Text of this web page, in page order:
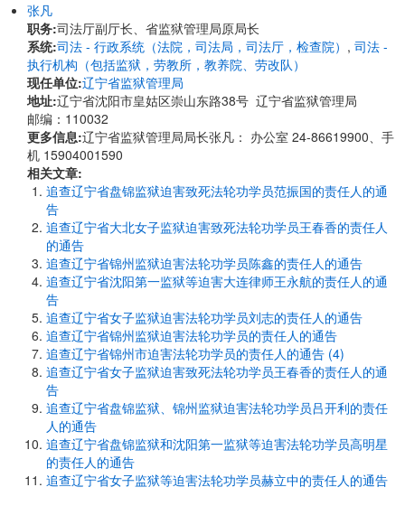
张凡
职务:司法厅副厅长、省监狱管理局原局长
系统:司法 - 行政系统（法院，司法局，司法厅，检查院） , 司法 -
执行机构（包括监狱，劳教所，教养院、劳改队）
现任单位:辽宁省监狱管理局
地址:辽宁省沈阳市皇姑区崇山东路38号 辽宁省监狱管理局
邮编：110032
更多信息:辽宁省监狱管理局局长张凡： 办公室 24-86619900、手
机 15904001590
相关文章:
追查辽宁省盘锦监狱迫害致死法轮功学员范振国的责任人的通
告
追查辽宁省大北女子监狱迫害致死法轮功学员王春香的责任人
的通告
追查辽宁省锦州监狱迫害法轮功学员陈鑫的责任人的通告
追查辽宁省沈阳第一监狱等迫害大连律师王永航的责任人的通
告
追查辽宁省女子监狱迫害法轮功学员刘志的责任人的通告
追查辽宁省锦州监狱迫害法轮功学员的责任人的通告
追查辽宁省锦州市迫害法轮功学员的责任人的通告 (4)
追查辽宁省女子监狱迫害致死法轮功学员王春香的责任人的通
告
追查辽宁省盘锦监狱、锦州监狱迫害法轮功学员吕开利的责任
人的通告
追查辽宁省盘锦监狱和沈阳第一监狱等迫害法轮功学员高明星
的责任人的通告
追查辽宁省女子监狱等迫害法轮功学员赫立中的责任人的通告